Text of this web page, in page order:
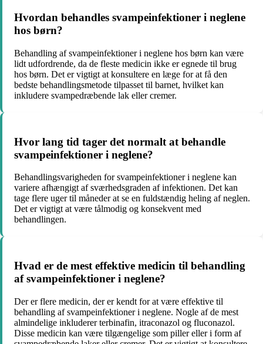
Hvordan behandles svampeinfektioner i neglene
hos børn?
Behandling af svampeinfektioner i neglene hos børn kan være
lidt udfordrende, da de fleste medicin ikke er egnede til brug
hos børn. Det er vigtigt at konsultere en læge for at få den
bedste behandlingsmetode tilpasset til barnet, hvilket kan
inkludere svampedræbende lak eller cremer.
Hvor lang tid tager det normalt at behandle
svampeinfektioner i neglene?
Behandlingsvarigheden for svampeinfektioner i neglene kan
variere afhængigt af sværhedsgraden af ​​infektionen. Det kan
tage flere uger til måneder at se en fuldstændig heling af neglen.
Det er vigtigt at være tålmodig og konsekvent med
behandlingen.
Hvad er de mest effektive medicin til behandling
af svampeinfektioner i neglene?
Der er flere medicin, der er kendt for at være effektive til
behandling af svampeinfektioner i neglene. Nogle af de mest
almindelige inkluderer terbinafin, itraconazol og fluconazol.
Disse medicin kan være tilgængelige som piller eller i form af